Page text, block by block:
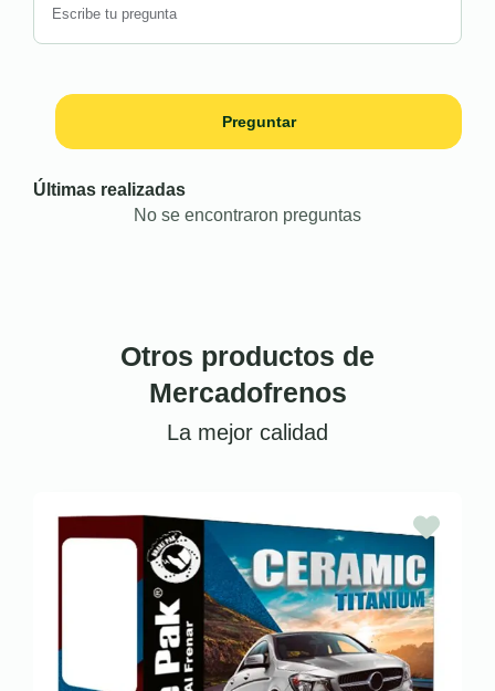
Preguntar
Últimas realizadas
No se encontraron preguntas
Otros productos de
Mercadofrenos
La mejor calidad